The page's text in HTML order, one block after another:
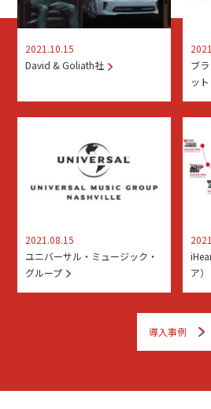
2021.10.15
David & Goliath社
ブ
ッ
2021.08.15
ユニバーサル・ミュージック・
グループ
ア）
導入事例